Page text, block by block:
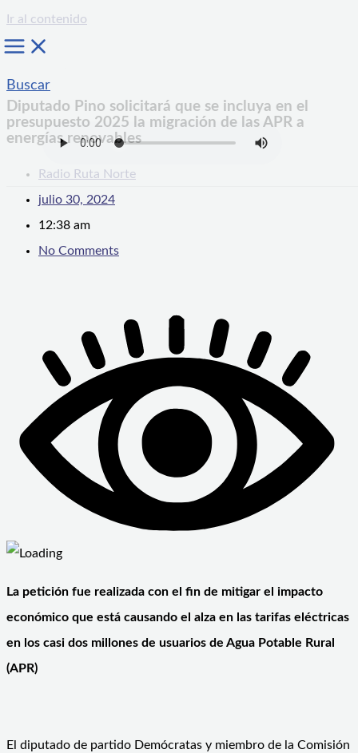
Ir al contenido
Buscar
Diputado Pino solicitará que se incluya en el
presupuesto 2025 la migración de las APR a
energías renovables
Radio Ruta Norte
julio 30, 2024
12:38 am
No Comments
La petición fue realizada con el fin de mitigar el impacto
económico que está causando el alza en las tarifas eléctricas
en los casi dos millones de usuarios de Agua Potable Rural
(APR)
El diputado de partido Demócratas y miembro de la Comisión